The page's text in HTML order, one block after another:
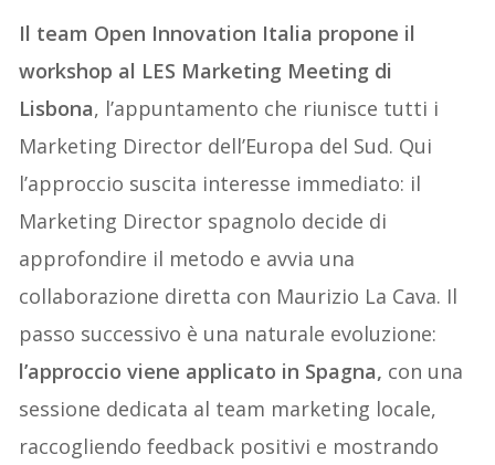
Il team Open Innovation Italia propone il
workshop al LES Marketing Meeting di
Lisbona, l’appuntamento che riunisce tutti i
Marketing Director dell’Europa del Sud. Qui
l’approccio suscita interesse immediato: il
Marketing Director spagnolo decide di
approfondire il metodo e avvia una
collaborazione diretta con Maurizio La Cava. Il
passo successivo è una naturale evoluzione:
l’approccio viene applicato in Spagna, con una
sessione dedicata al team marketing locale,
raccogliendo feedback positivi e mostrando